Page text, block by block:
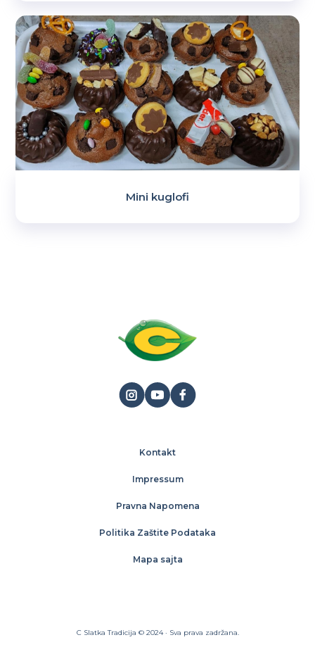
Mini kuglofi
Kontakt
Impressum
Pravna Napomena
Politika Zaštite Podataka
Mapa sajta
C Slatka Tradicija © 2024 · Sva prava zadržana.